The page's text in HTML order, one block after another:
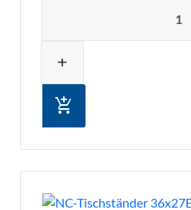
add
add_shopping_cart